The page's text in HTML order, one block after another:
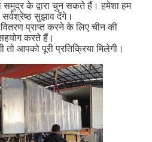
के द्वारा चुन सकते हैं। हमेशा हम
सुझाव देंगे।
प्राप्त करने के लिए चीन की
करते हैं।
आपको पूरी प्रतिक्रिया मिलेगी।